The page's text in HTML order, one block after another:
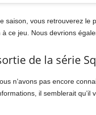
saison, vous retrouverez le
ce jeu. Nous devrions
de la série
n’avons pas encore
il semblerait